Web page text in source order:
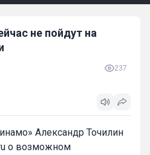
не пойдут на
237
Александр Точилин
о возможном